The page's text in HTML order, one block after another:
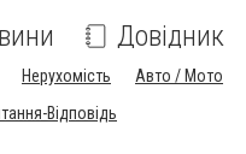
Довідник
Нерухомість Авто / Мото
Відповідь